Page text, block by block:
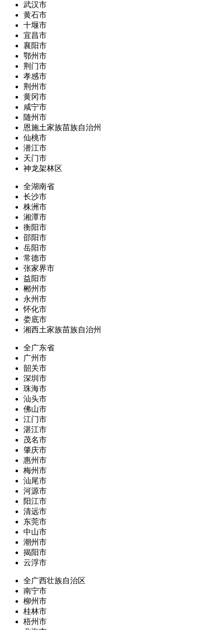
武汉市
黄石市
十堰市
宜昌市
襄阳市
鄂州市
荆门市
孝感市
荆州市
黄冈市
咸宁市
随州市
恩施土家族苗族自治州
仙桃市
潜江市
天门市
神龙架林区
全湖南省
长沙市
株洲市
湘潭市
衡阳市
邵阳市
岳阳市
常德市
张家界市
益阳市
郴州市
永州市
怀化市
娄底市
湘西土家族苗族自治州
全广东省
广州市
韶关市
深圳市
珠海市
汕头市
佛山市
江门市
湛江市
茂名市
肇庆市
惠州市
梅州市
汕尾市
河源市
阳江市
清远市
东莞市
中山市
潮州市
揭阳市
云浮市
全广西壮族自治区
南宁市
柳州市
桂林市
梧州市